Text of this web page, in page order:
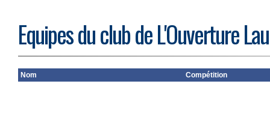
Equipes du club de L'Ouverture
Nom Compétition